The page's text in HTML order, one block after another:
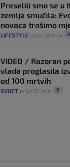
Preselili smo se u
zemlja smučila:
novaca trošimo
LIFESTYLE prije 30 min 0
VIDEO / Razoran
vlada proglasila
od 100 mrtvih
SVIJET prije 52 min 0